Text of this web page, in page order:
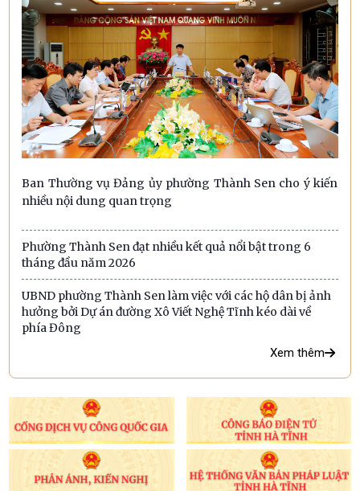
Ban Thường vụ Đảng ủy phường Thành Sen cho ý kiến
nhiều nội dung quan trọng
Phường Thành Sen đạt nhiều kết quả nổi bật trong 6
tháng đầu năm 2026
UBND phường Thành Sen làm việc với các hộ dân bị ảnh
hưởng bởi Dự án đường Xô Viết Nghệ Tĩnh kéo dài về
phía Đông
Xem thêm